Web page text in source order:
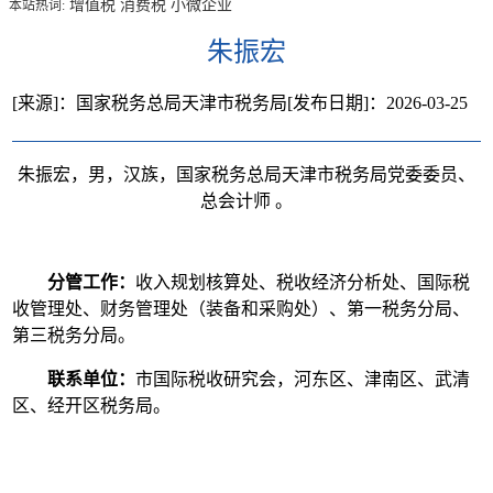
本站热词: 增值税 消费税 小微企业
朱振宏
[发布日期]：2026-03-25
[来源]：国家税务总局天津市税务局
朱振宏，男，汉族，国家税务总局天津市税务局党委委员、
总会计师 。
分管工作： 收入规划核算处、税收经济分析处、国际税
收管理处、财务管理处（装备和采购处）、第一税务分局、
第三税务分局。
联系单位：市国际税收研究会，河东区、津南区、武清
区、经开区税务局。